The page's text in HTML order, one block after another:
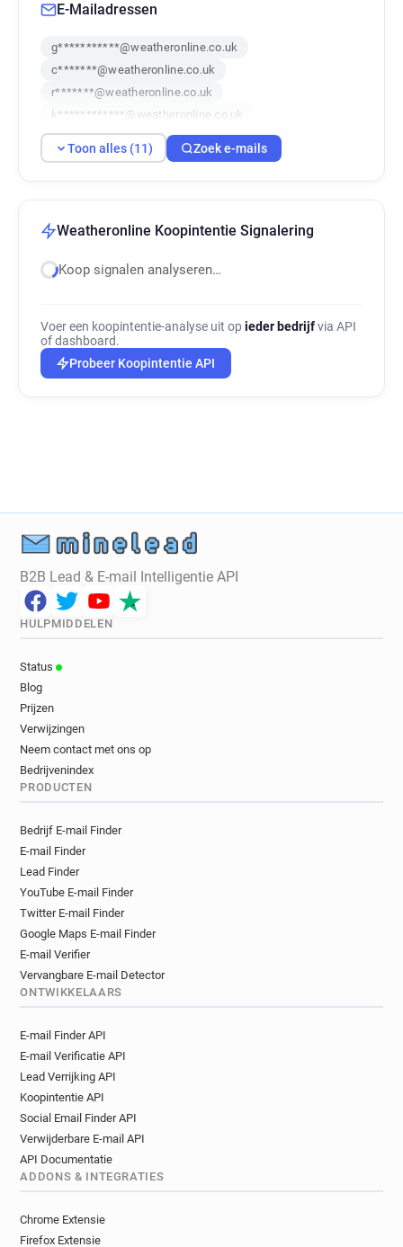
E-Mailadressen
g***********@weatheronline.co.uk
c*******@weatheronline.co.uk
r*******@weatheronline.co.uk
k************@weatheronline.co.uk
c*****@weatheronline.co.uk
c*********@weatheronline.co.uk
o**********@weatheronline.co.uk
i******@weatheronline.co.uk
Toon alles (11) Zoek e-mails
Weatheronline Koopintentie Signalering
Koop signalen analyseren…
Voer een koopintentie-analyse uit op ieder bedrijfvia API
of dashboard.
Probeer Koopintentie API
B2B Lead & E-mail Intelligentie API
HULPMIDDELEN
Status
Blog
Prijzen
Verwijzingen
Neem contact met ons op
Bedrijvenindex
PRODUCTEN
Bedrijf E-mail Finder
E-mail Finder
Lead Finder
YouTube E-mail Finder
Twitter E-mail Finder
Google Maps E-mail Finder
E-mail Verifier
Vervangbare E-mail Detector
ONTWIKKELAARS
E-mail Finder API
E-mail Verificatie API
Lead Verrijking API
Koopintentie API
Social Email Finder API
Verwijderbare E-mail API
API Documentatie
ADDONS & INTEGRATIES
Chrome Extensie
Firefox Extensie